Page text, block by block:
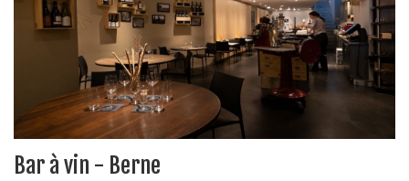
Bar à vin - Berne